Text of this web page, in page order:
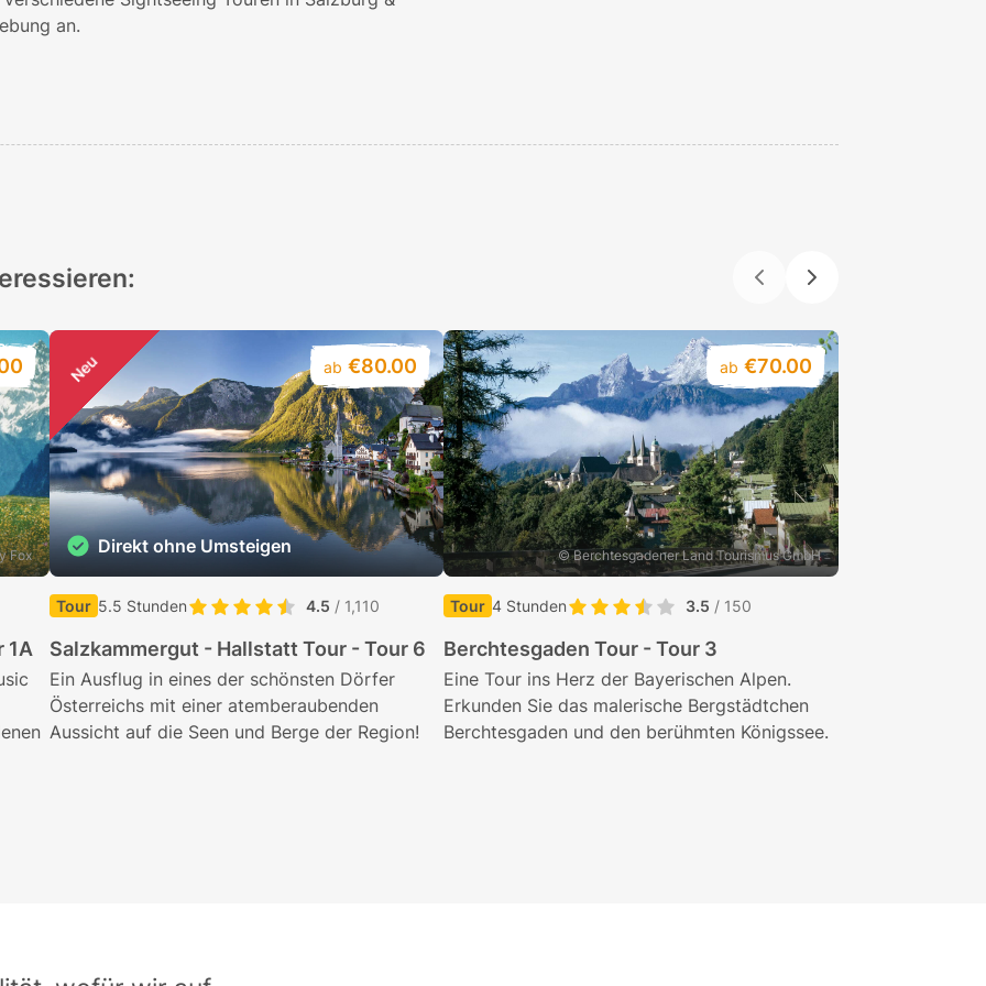
an.
Fox
1A
Neu ab €80.00
Direkt ohne Umsteigen
Tour 5.5 Stunden 4.5 / 1,110
Salzkammergut - Hallstatt Tour - Tour 6
Ein Ausflug in eines der schönsten Dörfer
Österreichs mit einer atemberaubenden
Aussicht auf die Seen und Berge der Region!
ab €70.00
© Berchtesgadener Land Tourismus GmbH
Tour 4 Stunden 3.5 / 150
Berchtesgaden Tour - Tour 3
Eine Tour ins Herz der Bayerischen Alpen.
Erkunden Sie das malerische Bergstädtchen
Berchtesgaden und den berühmten Königssee.